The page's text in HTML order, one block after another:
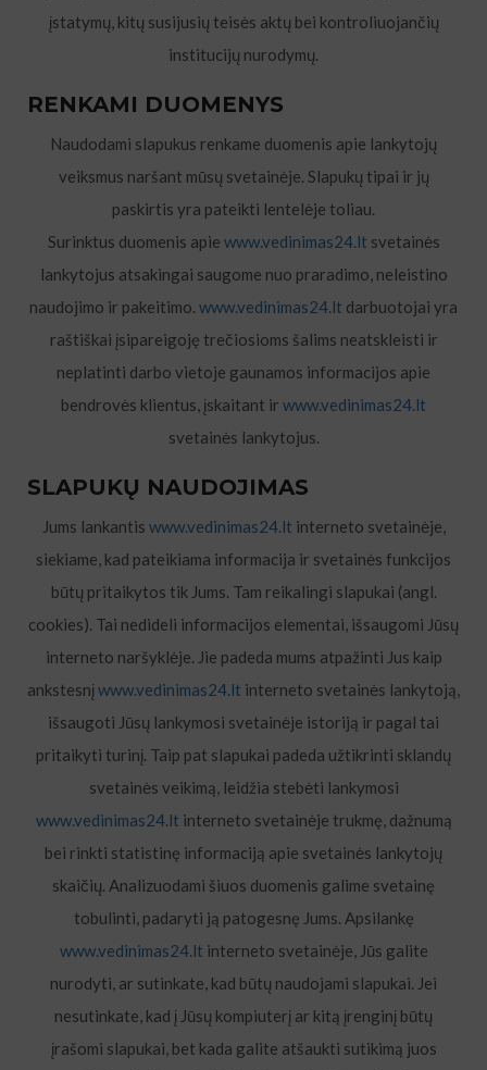
įstatymų, kitų susijusių teisės aktų bei kontroliuojančių
institucijų nurodymų.
RENKAMI DUOMENYS
Naudodami slapukus renkame duomenis apie lankytojų
veiksmus naršant mūsų svetainėje. Slapukų tipai ir jų
paskirtis yra pateikti lentelėje toliau.
Surinktus duomenis apie www.vedinimas24.lt svetainės
lankytojus atsakingai saugome nuo praradimo, neleistino
naudojimo ir pakeitimo. www.vedinimas24.lt darbuotojai yra
raštiškai įsipareigoję trečiosioms šalims neatskleisti ir
neplatinti darbo vietoje gaunamos informacijos apie
bendrovės klientus, įskaitant ir www.vedinimas24.lt
svetainės lankytojus.
SLAPUKŲ NAUDOJIMAS
Jums lankantis www.vedinimas24.lt interneto svetainėje,
siekiame, kad pateikiama informacija ir svetainės funkcijos
būtų pritaikytos tik Jums. Tam reikalingi slapukai (angl.
cookies). Tai nedideli informacijos elementai, išsaugomi Jūsų
interneto naršyklėje. Jie padeda mums atpažinti Jus kaip
ankstesnį www.vedinimas24.lt interneto svetainės lankytoją,
išsaugoti Jūsų lankymosi svetainėje istoriją ir pagal tai
pritaikyti turinį. Taip pat slapukai padeda užtikrinti sklandų
svetainės veikimą, leidžia stebėti lankymosi
www.vedinimas24.lt interneto svetainėje trukmę, dažnumą
bei rinkti statistinę informaciją apie svetainės lankytojų
skaičių. Analizuodami šiuos duomenis galime svetainę
tobulinti, padaryti ją patogesnę Jums. Apsilankę
www.vedinimas24.lt interneto svetainėje, Jūs galite
nurodyti, ar sutinkate, kad būtų naudojami slapukai. Jei
nesutinkate, kad į Jūsų kompiuterį ar kitą įrenginį būtų
įrašomi slapukai, bet kada galite atšaukti sutikimą juos